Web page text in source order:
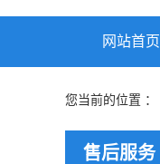
网站首页
您当前的位置 ：
售后服务